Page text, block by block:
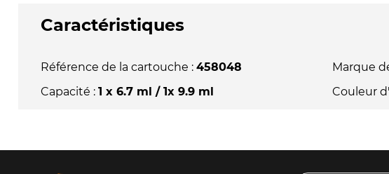
Caractéristiques
Référence de la cartouche : 458048
Capacité : 1 x 6.7 ml / 1x 9.9 ml
Marque
Couleur